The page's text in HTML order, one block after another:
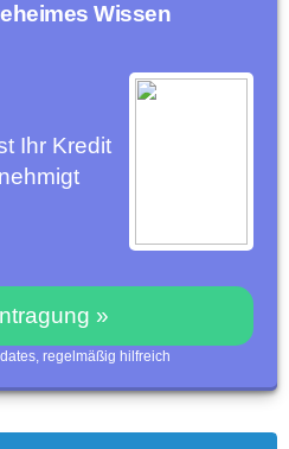
Wissen
Ihr Kredit
»
regelmäßig hilfreich